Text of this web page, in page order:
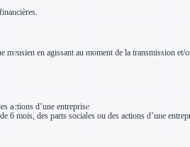
Val de Loire
en agissant au moment de la transmission et/
actions d’une entreprise
6 mois, des parts sociales ou des actions d’une